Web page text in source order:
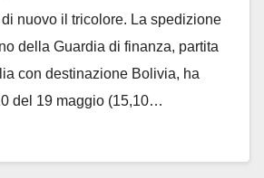
nuovo il tricolore. La spedizione
della Guardia di finanza, partita
con destinazione Bolivia, ha
del 19 maggio (15,10…